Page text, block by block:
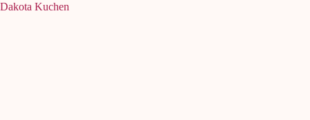
Dakota Kuchen